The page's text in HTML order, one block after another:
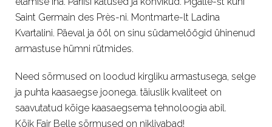
Saint Germain des Près-ni. Montmarte-lt Ladina
Kvartalini. Päeval ja ööl on sinu südamelöögid ühinenud
armastuse hümni rütmides.
Need sõrmused on loodud kirgliku armastusega, selge
ja puhta kaasaegse joonega. täiuslik kvaliteet on
saavutatud kõige kaasaegsema tehnoloogia abil.
Kõik Fair Belle sõrmused on niklivabad!